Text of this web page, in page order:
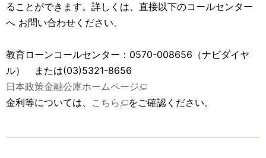
ることができます。詳しくは、直接以下のコールセンター
へ お問い合わせください。
教育ローンコールセンター：0570-008656（ナビダイヤ
ル） または(03)5321-8656
日本政策金融公庫ホームページ
金利等については、 こちら をご確認ください。